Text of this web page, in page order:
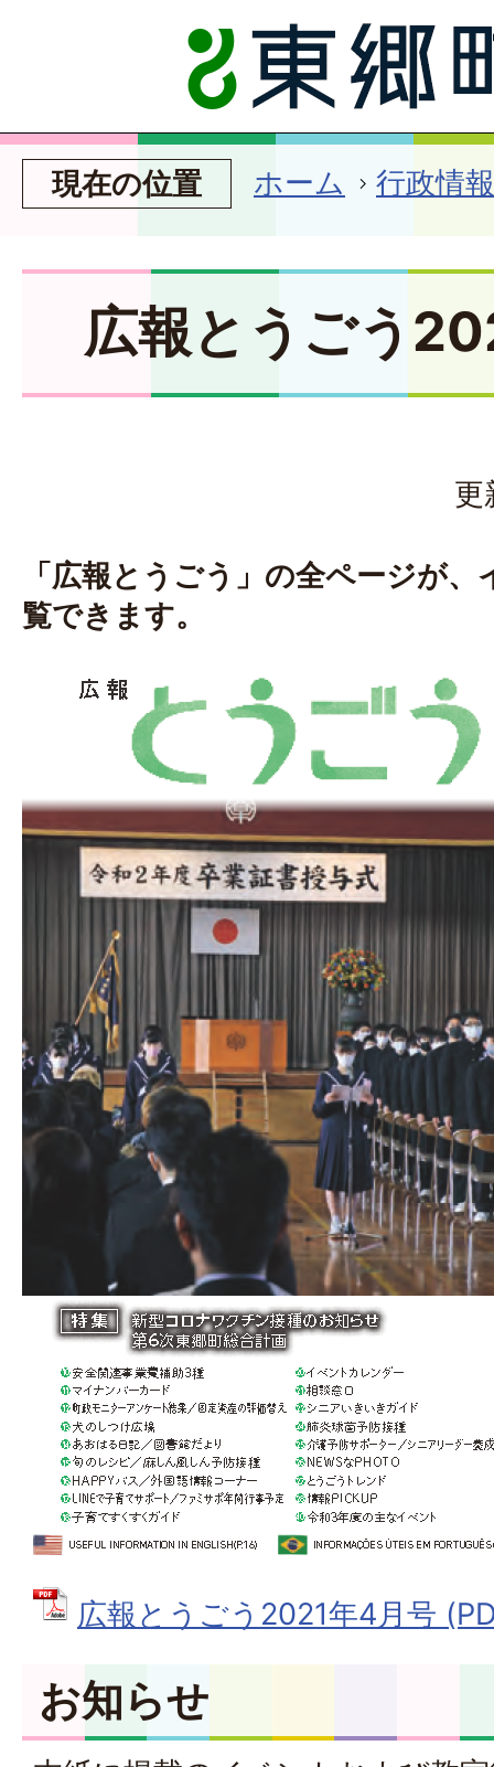
現在の位置 ホーム 行政情報
広報とうごう
更
「広報とうごう」の全ページが
覧できます。
広報とうごう2021年4月号
お知らせ